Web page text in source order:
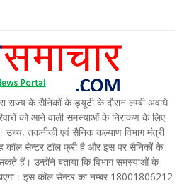
राज्य के सैनिकों के ड्यूटी के दौरान लम्बी अवधि
को आने वाली समस्याओं के निराकण के लिए
उच्च, तकनीकी एवं सैनिक कल्याण विभाग मंत्री
कॉल सेन्टर टॉल फ्री है और इस पर सैनिकों के
हैं। उन्होंने बताया कि विभाग समस्याओं के
इस कॉल सेन्टर का नम्बर 18001806212